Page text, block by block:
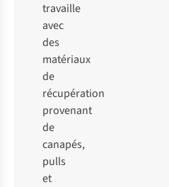
travaille
avec
des
matériaux
de
récupération
provenant
de
canapés,
pulls
et